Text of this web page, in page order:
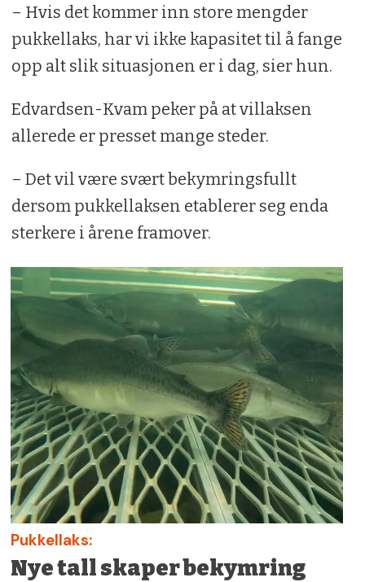
– Hvis det kommer inn store mengder
pukkellaks, har vi ikke kapasitet til å fange
opp alt slik situasjonen er i dag, sier hun.
Edvardsen-Kvam peker på at villaksen
allerede er presset mange steder.
– Det vil være svært bekymringsfullt
dersom pukkellaksen etablerer seg enda
sterkere i årene framover.
Pukkellaks:
Nye tall skaper bekymring